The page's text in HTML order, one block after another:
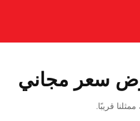
سعر مجاني
قريبًا.